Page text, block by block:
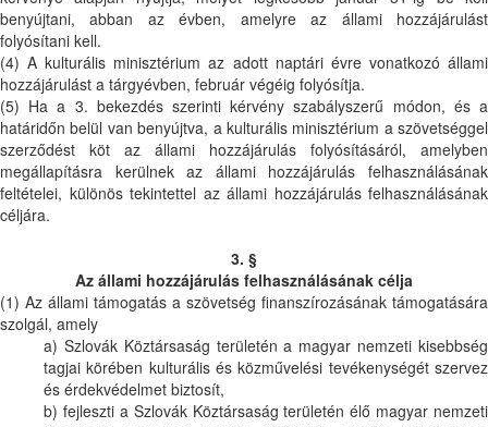
benyújtani, abban az évben, amelyre az állami hozzájárulást
folyósítani kell.
(4) A kulturális minisztérium az adott naptári évre vonatkozó állami
hozzájárulást a tárgyévben, február végéig folyósítja.
(5) Ha a 3. bekezdés szerinti kérvény szabályszerű módon, és a
határidőn belül van benyújtva, a kulturális minisztérium a szövetséggel
szerződést köt az állami hozzájárulás folyósításáról, amelyben
megállapításra kerülnek az állami hozzájárulás felhasználásának
feltételei, különös tekintettel az állami hozzájárulás felhasználásának
céljára.
3. §
Az állami hozzájárulás felhasználásának célja
(1) Az állami támogatás a szövetség finanszírozásának támogatására
szolgál, amely
a) Szlovák Köztársaság területén a magyar nemzeti kisebbség
tagjai körében kulturális és közművelési tevékenységét szervez
és érdekvédelmet biztosít,
b) fejleszti a Szlovák Köztársaság területén élő magyar nemzeti